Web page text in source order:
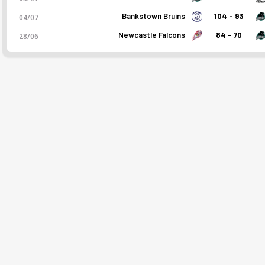
04/07 Bankstown Bruins 104 - 93
28/06 Newcastle Falcons 84 - 70